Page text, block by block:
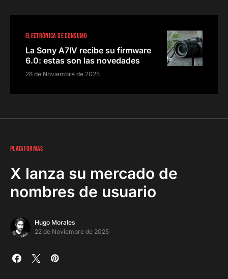
ELECTRÓNICA DE CONSUMO
La Sony A7IV recibe su firmware
6.0: estas son las novedades
28 de Noviembre de 2025
PLATAFORMAS
X lanza su mercado de
nombres de usuario
Hugo Morales
22 de Noviembre de 2025